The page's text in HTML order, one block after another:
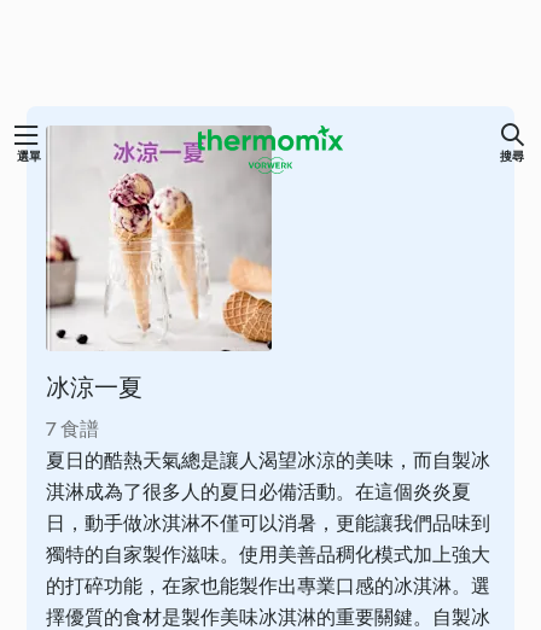
跳選單 搜尋
冰涼一夏
7 食譜
夏日的酷熱天氣總是讓人渴望冰涼的美味，而自製冰
淇淋成為了很多人的夏日必備活動。在這個炎炎夏
日，動手做冰淇淋不僅可以消暑，更能讓我們品味到
獨特的自家製作滋味。使用美善品稠化模式加上強大
的打碎功能，在家也能製作出專業口感的冰淇淋。選
擇優質的食材是製作美味冰淇淋的重要關鍵。自製冰